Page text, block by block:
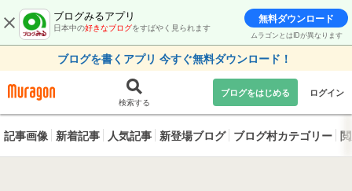
ブログみるアプリ
日本中の好きなブログをすばやく見られます
無料ダウンロード
ムラゴンとはIDが異なります
ブログを書くアプリ 今すぐ無料ダウンロード！
検索する
ブログをはじめる ログイン
記事画像 新着記事 人気記事 新登場ブログ ブログ村カテゴリー